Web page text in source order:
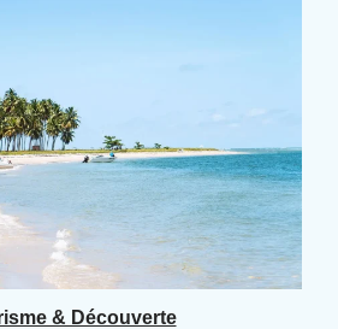
& Découverte